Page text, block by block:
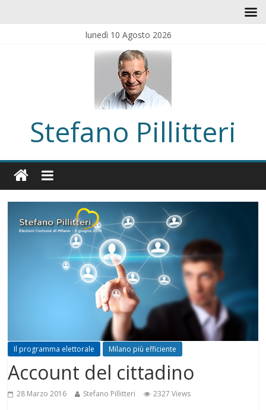
lunedì 10 Agosto 2026
Stefano Pillitteri
Il programma elettorale Milano più efficiente
Account del cittadino
28 Marzo 2016 Stefano Pillitteri 2327 Views